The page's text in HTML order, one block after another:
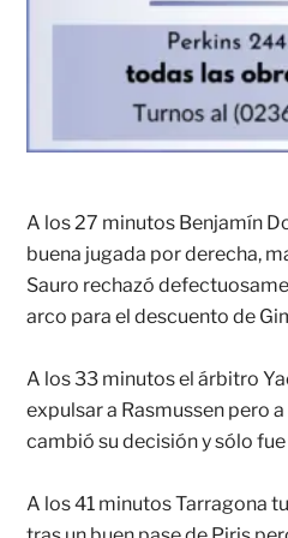
A los 27 minutos Benjamín
buena jugada por derecha,
Sauro rechazó
arco para el descuento de
A los 33 minutos el árbitro
expulsar a Rasmussen pero
cambió su decisión y sólo
A los 41 minutos Tarragona